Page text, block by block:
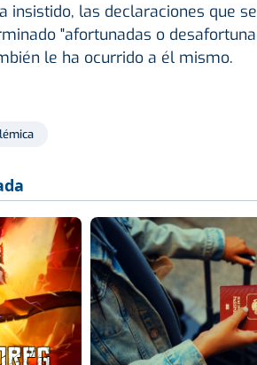
insistido, las declaraciones que
"afortunadas o
le ha ocurrido a él mismo.